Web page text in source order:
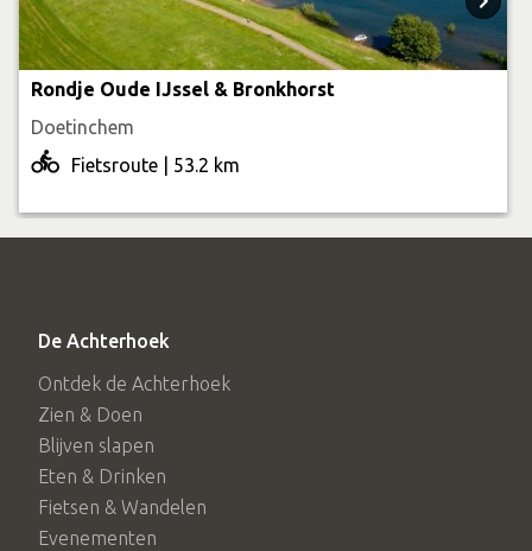
Rondje Oude IJssel & Bronkhorst
Doetinchem
Fietsroute | 53.2 km
De Achterhoek
Ontdek de Achterhoek
Zien & Doen
Blijven slapen
Eten & Drinken
Fietsen & Wandelen
Evenementen